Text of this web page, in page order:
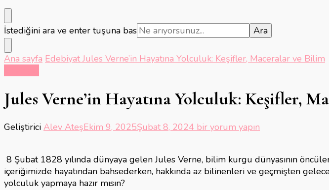
Bir
şey
mi
arıyorsunuz?
İstediğini ara ve enter tuşuna bas
Ana sayfa EdebiyatJules Verne’in Hayatına Yolculuk: Keşifler, Maceralar ve Bilim
Jules Verne’in Hayatına Yolculuk: Keşifler,
Geliştirici Alev AteşEkim 9, 2025Şubat 8, 2024 Jules
Yolculuk:
Keşifler,
bir yorum yapın
8 Şubat 1828 yılında dünyaya gelen Jules Verne, bilim kurgu dünyasının
içeriğimizde hayatından bahsederken, hakkında az bilinenleri ve geçmişten
yolculuk yapmaya hazır mısın?